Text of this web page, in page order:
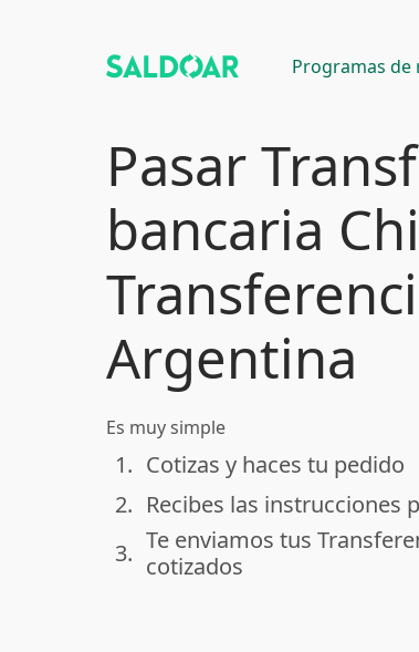
Programas de
Pasar
bancaria
Argentina
Es muy simple
done
1. Cotizas y haces tu pedido
done
2. Recibes las instrucciones
done
3. Te enviamos tus
cotizados